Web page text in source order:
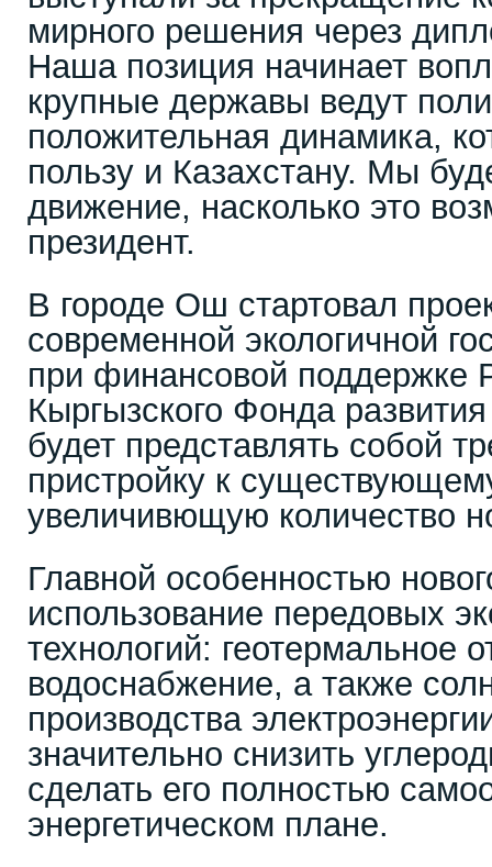
мирного решения через
Наша позиция начинает
крупные державы ведут
положительная динамика,
пользу и Казахстану. Мы
движение, насколько это
президент.
В городе Ош стартовал
современной экологичной
при финансовой поддержке
Кыргызского Фонда
будет представлять собой
пристройку к
увеличивющую количество
Главной особенностью
использование передовых
технологий: геотермальное
водоснабжение, а также
производства
значительно снизить
сделать его полностью
энергетическом плане.